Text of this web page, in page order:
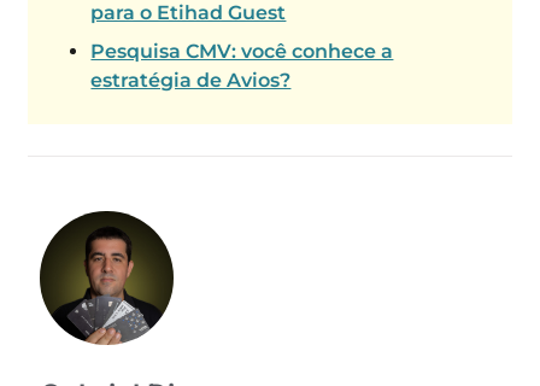
para o Etihad Guest
Pesquisa CMV: você conhece a
estratégia de Avios?